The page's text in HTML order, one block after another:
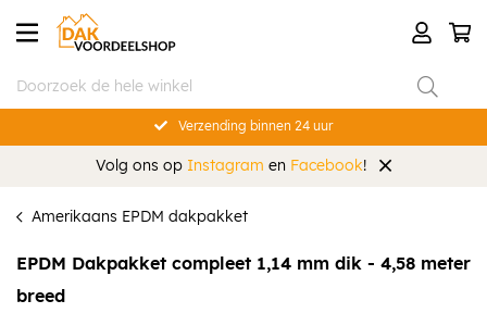
Verzending binnen 24 uur
Volg ons op Instagram en Facebook!
Amerikaans EPDM dakpakket
EPDM Dakpakket compleet 1,14 mm dik - 4,58 meter
breed